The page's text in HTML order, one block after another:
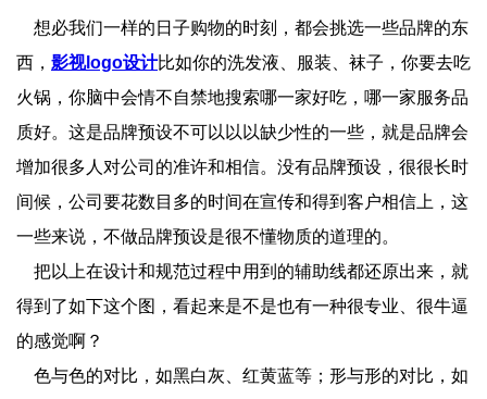
想必我们一样的日子购物的时刻，都会挑选一些品牌的东
西， 影视logo设计比如你的洗发液、服装、袜子，你要去吃
火锅，你脑中会情不自禁地搜索哪一家好吃，哪一家服务品
质好。这是品牌预设不可以以以缺少性的一些，就是品牌会
增加很多人对公司的准许和相信。没有品牌预设，很很长时
间候，公司要花数目多的时间在宣传和得到客户相信上，这
一些来说，不做品牌预设是很不懂物质的道理的。
把以上在设计和规范过程中用到的辅助线都还原出来，就
得到了如下这个图，看起来是不是也有一种很专业、很牛逼
的感觉啊？
色与色的对比，如黑白灰、红黄蓝等；形与形的对比，如